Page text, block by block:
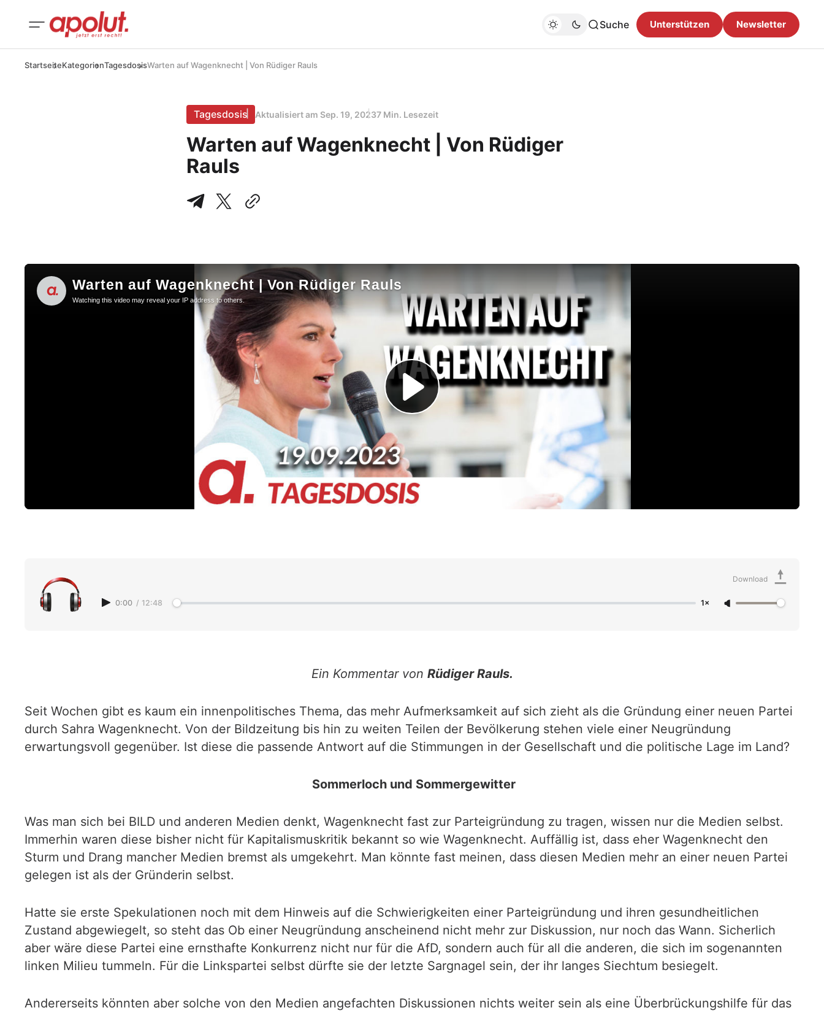
Suche Unterstützen Newsletter
StartseiteKategorienTagesdosisWarten auf Wagenknecht | Von Rüdiger Rauls
Tagesdosis Aktualisiert am Sep. 19, 20237 Min. Lesezeit
Warten auf Wagenknecht | Von Rüdiger
Rauls
0:00 / 12:48 1×
Download
Ein Kommentar von Rüdiger Rauls.
Seit Wochen gibt es kaum ein innenpolitisches Thema, das mehr Aufmerksamkeit auf sich zieht als die Gründung einer neuen Partei
durch Sahra Wagenknecht. Von der Bildzeitung bis hin zu weiten Teilen der Bevölkerung stehen viele einer Neugründung
erwartungsvoll gegenüber. Ist diese die passende Antwort auf die Stimmungen in der Gesellschaft und die politische Lage im Land?
Sommerloch und Sommergewitter
Was man sich bei BILD und anderen Medien denkt, Wagenknecht fast zur Parteigründung zu tragen, wissen nur die Medien selbst.
Immerhin waren diese bisher nicht für Kapitalismuskritik bekannt so wie Wagenknecht. Auffällig ist, dass eher Wagenknecht den
Sturm und Drang mancher Medien bremst als umgekehrt. Man könnte fast meinen, dass diesen Medien mehr an einer neuen Partei
gelegen ist als der Gründerin selbst.
Hatte sie erste Spekulationen noch mit dem Hinweis auf die Schwierigkeiten einer Parteigründung und ihren gesundheitlichen
Zustand abgewiegelt, so steht das Ob einer Neugründung anscheinend nicht mehr zur Diskussion, nur noch das Wann. Sicherlich
aber wäre diese Partei eine ernsthafte Konkurrenz nicht nur für die AfD, sondern auch für all die anderen, die sich im sogenannten
linken Milieu tummeln. Für die Linkspartei selbst dürfte sie der letzte Sargnagel sein, der ihr langes Siechtum besiegelt.
Andererseits könnten aber solche von den Medien angefachten Diskussionen nichts weiter sein als eine Überbrückungshilfe für das